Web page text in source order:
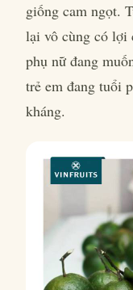
giống cam ngọt.
lại vô cùng có lợi
phụ nữ đang
trẻ em đang tuổi
kháng.